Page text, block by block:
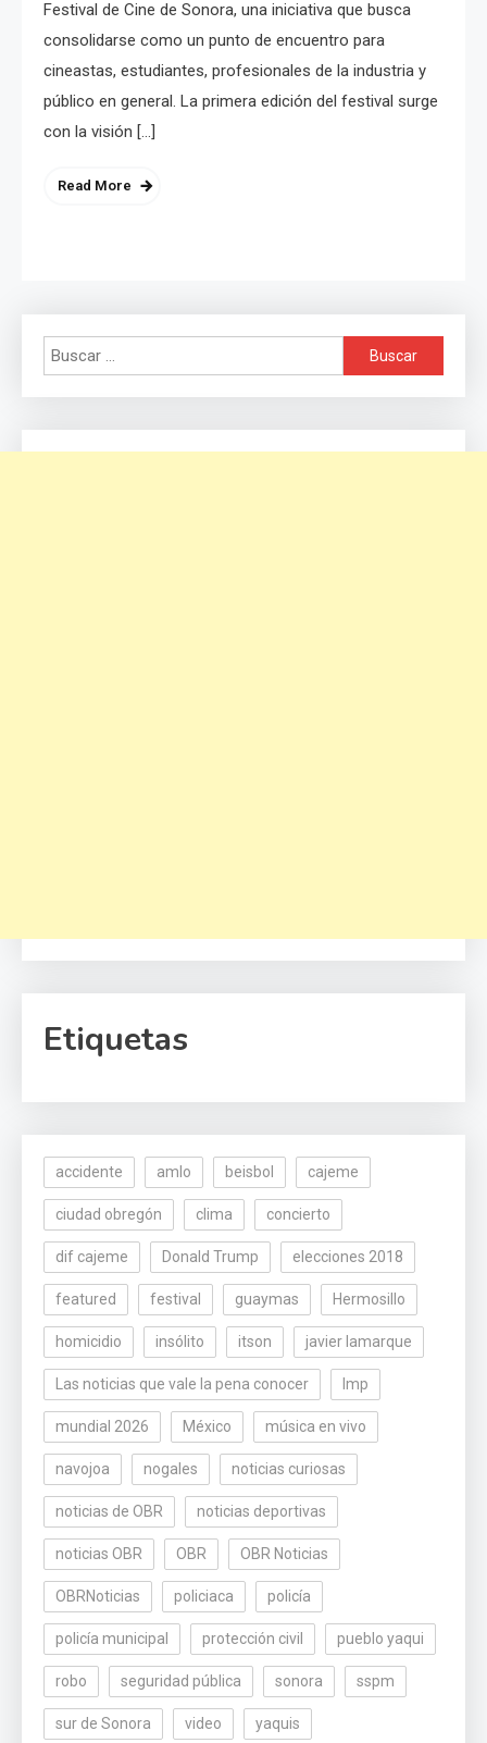
Festival de Cine de Sonora, una iniciativa que busca
consolidarse como un punto de encuentro para
cineastas, estudiantes, profesionales de la industria y
público en general. La primera edición del festival surge
con la visión […]
Read More
Buscar:
Etiquetas
accidente amlo beisbol cajeme
ciudad obregón clima concierto
dif cajeme Donald Trump elecciones 2018
featured festival guaymas Hermosillo
homicidio insólito itson javier lamarque
Las noticias que vale la pena conocer lmp
mundial 2026 México música en vivo
navojoa nogales noticias curiosas
noticias de OBR noticias deportivas
noticias OBR OBR OBR Noticias
OBRNoticias policiaca policía
policía municipal protección civil pueblo yaqui
robo seguridad pública sonora sspm
sur de Sonora video yaquis